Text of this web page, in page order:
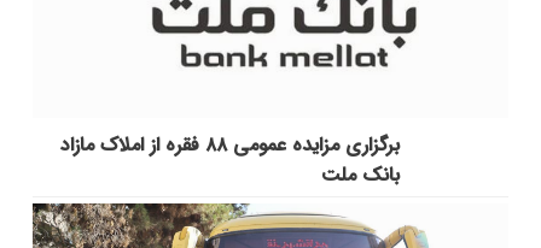
برگزاری مزایده عمومی ۸۸ فقره از املاک مازاد
بانک ملت